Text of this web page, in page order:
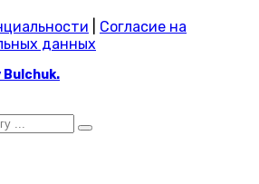
Согласие на
данных
Bulchuk.